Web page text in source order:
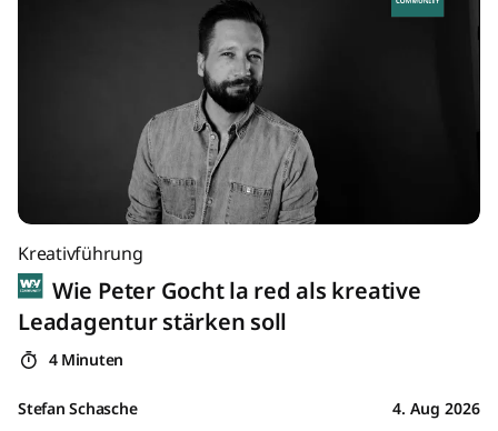
Kreativführung
Wie Peter Gocht la red als kreative
Leadagentur stärken soll
4 Minuten
Stefan Schasche 4. Aug 2026